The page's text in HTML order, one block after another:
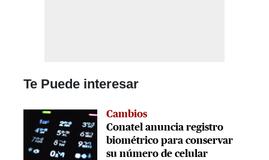
Te Puede interesar
Cambios
Conatel anuncia registro
biométrico para conservar
su número de celular